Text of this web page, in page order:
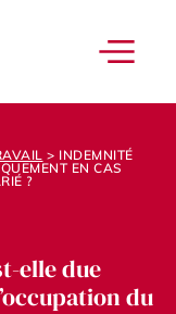
> INDEMNITÉ
EN CAS
?
elle due
du